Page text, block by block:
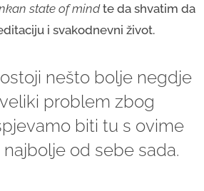
state of mindte da shvatim da
i svakodnevni život.
nešto bolje negdje
problem zbog
biti tu s ovime
od sebe sada.